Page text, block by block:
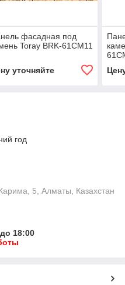
фасадная под
Toray BRK-61CM11
уточняйте
год
5, Алматы, Казахстан
18:00